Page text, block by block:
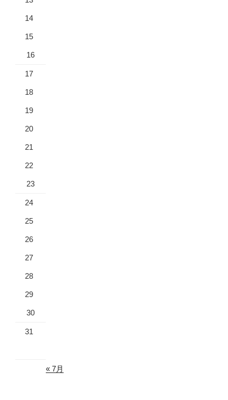
14
15
16
17
18
19
20
21
22
23
24
25
26
27
28
29
30
31
« 7月